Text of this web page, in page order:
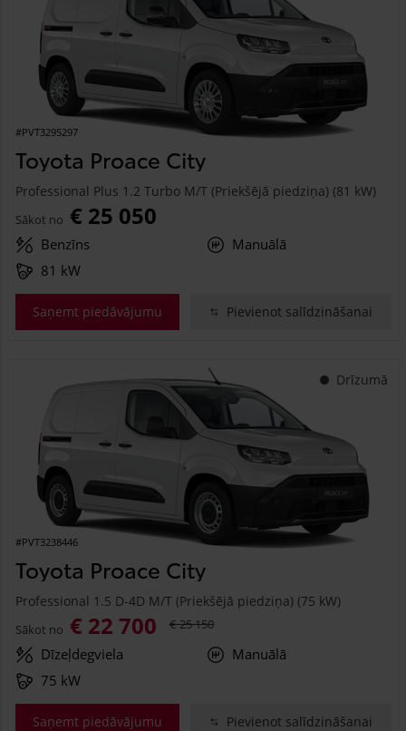
#PVT3295297
Toyota Proace City
Professional Plus 1.2 Turbo M/T (Priekšējā piedziņa) (81 kW)
Sākot no € 25 050
Benzīns
Manuālā
81 kW
Saņemt piedāvājumu Pievienot salīdzināšanai
Drīzumā
#PVT3238446
Toyota Proace City
Professional 1.5 D-4D M/T (Priekšējā piedziņa) (75 kW)
Sākot no € 22 700 € 25 150
Dīzeļdegviela
Manuālā
75 kW
Saņemt piedāvājumu Pievienot salīdzināšanai